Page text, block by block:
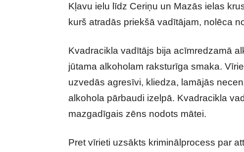
Kļavu ielu līdz Ceriņu un Mazās ielas
kurš atradās priekšā vadītājam, nolēca
Kvadracikla vadītājs bija acīmredzamā
jūtama alkoholam raksturīga smaka.
uzvedās agresīvi, kliedza, lamājās
alkohola pārbaudi izelpā. Kvadracikla
mazgadīgais zēns nodots mātei.
Pret vīrieti uzsākts kriminālprocess par